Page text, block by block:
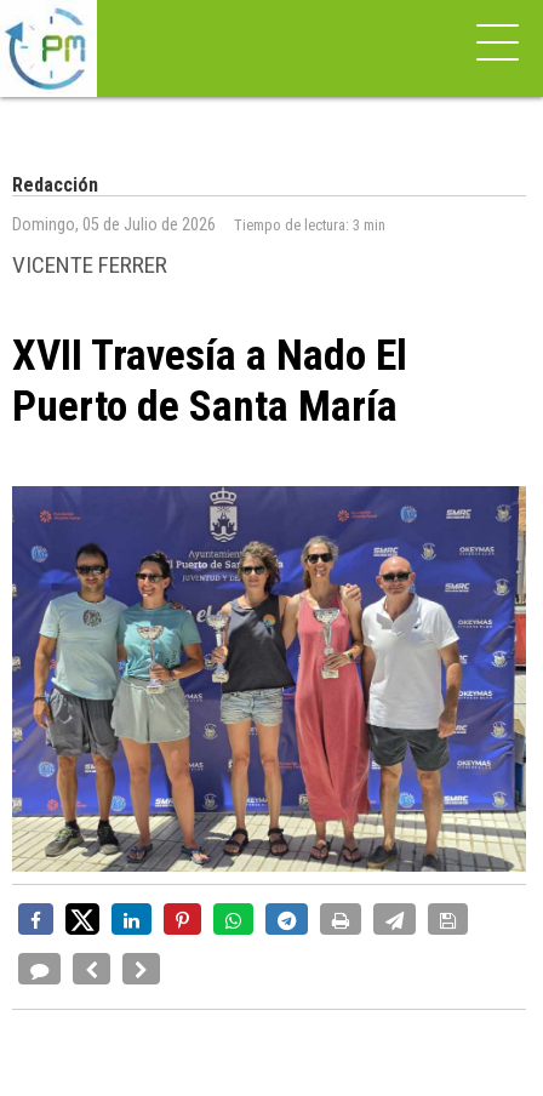
Redacción
Domingo, 05 de Julio de 2026 Tiempo de lectura: 3 min
VICENTE FERRER
XVII Travesía a Nado El
Puerto de Santa María